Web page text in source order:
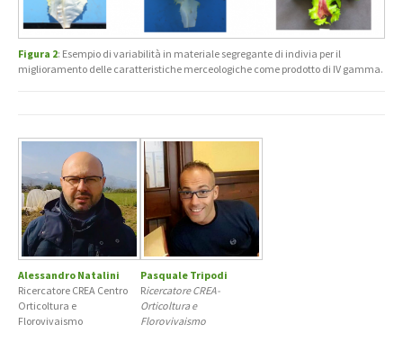
Figura 2: Esempio di variabilità in materiale segregante di indivia per il
miglioramento delle caratteristiche merceologiche come prodotto di IV gamma.
Alessandro Natalini
Ricercatore CREA Centro
Orticoltura e
Florovivaismo
Pasquale Tripodi
Ricercatore CREA-
Orticoltura e
Florovivaismo